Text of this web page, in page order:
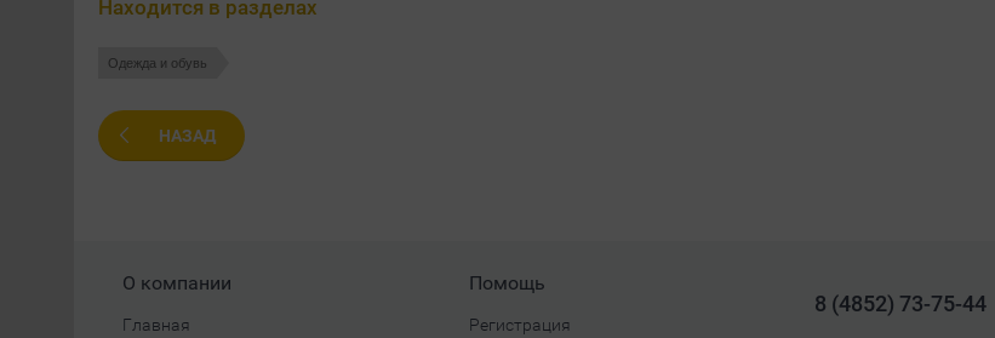
Находится в разделах
Одежда и обувь
НАЗАД
О компании
Главная
Помощь
Регистрация
8 (4852) 73-75-44